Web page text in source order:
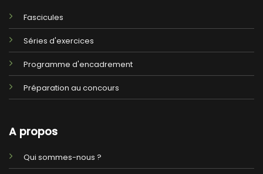
Fascicules
Séries d'exercices
Programme d'encadrement
Préparation au concours
A propos
Qui sommes-nous ?